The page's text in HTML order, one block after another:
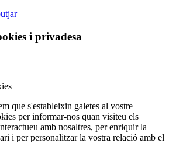
i privadesa
que s'estableixin galetes al vostre
per informar-nos quan visiteu els
amb nosaltres, per enriquir la
i per personalitzar la vostra relació amb el